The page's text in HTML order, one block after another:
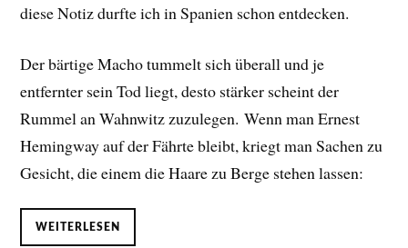
diese Notiz durfte ich in Spanien schon entdecken.
Der bärtige Macho tummelt sich überall und je
entfernter sein Tod liegt, desto stärker scheint der
Rummel an Wahnwitz zuzulegen. Wenn man Ernest
Hemingway auf der Fährte bleibt, kriegt man Sachen zu
Gesicht, die einem die Haare zu Berge stehen lassen:
WEITERLESEN